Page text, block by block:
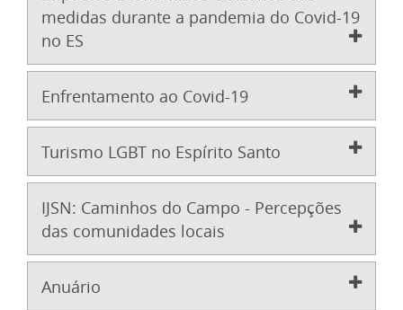
medidas durante a pandemia do Covid-19
no ES
Enfrentamento ao Covid-19
Turismo LGBT no Espírito Santo
IJSN: Caminhos do Campo - Percepções
das comunidades locais
Anuário